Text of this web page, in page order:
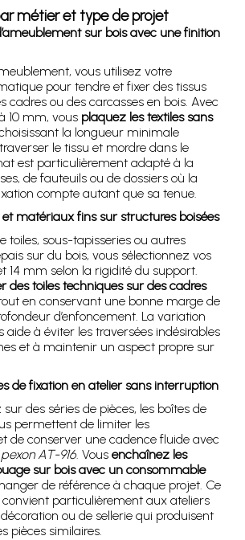
métier et type de projet
sur bois avec une finition
vous utilisez votre
pour tendre et fixer des tissus
cadres ou des carcasses en bois. Avec
10 mm, vous plaquez les textiles sans
la longueur minimale
le tissu et mordre dans le
est particulièrement adapté à la
de fauteuils ou de dossiers où la
compte autant que sa tenue.
matériaux fins sur structures boisées
toiles, sous-tapisseries ou autres
sur du bois, vous sélectionnez vos
14 mm selon la rigidité du support.
des toiles techniques sur des cadres
en conservant une bonne marge de
d’enfoncement. La variation
aide à éviter les traversées indésirables
et à maintenir un aspect propre sur
de fixation en atelier sans interruption
des séries de pièces, les boîtes de
permettent de limiter les
de conserver une cadence fluide avec
AT-916. Vous enchaînez les
sur bois avec un consommable
de référence à chaque projet. Ce
particulièrement aux ateliers
ou de sellerie qui produisent
pièces similaires.